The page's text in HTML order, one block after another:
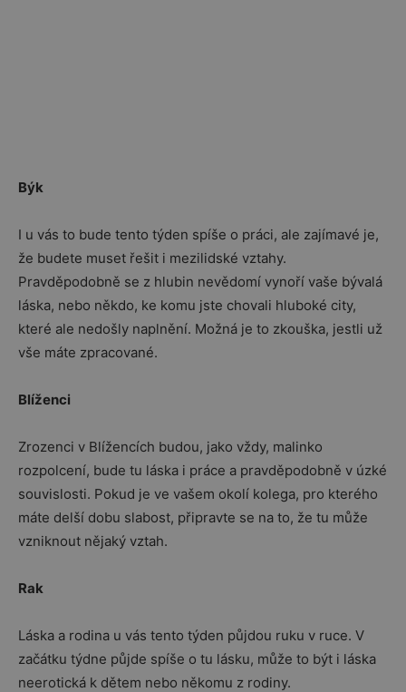
Býk
I u vás to bude tento týden spíše o práci, ale zajímavé je,
že budete muset řešit i mezilidské vztahy.
Pravděpodobně se z hlubin nevědomí vynoří vaše bývalá
láska, nebo někdo, ke komu jste chovali hluboké city,
které ale nedošly naplnění. Možná je to zkouška, jestli už
vše máte zpracované.
Blíženci
Zrozenci v Blížencích budou, jako vždy, malinko
rozpolcení, bude tu láska i práce a pravděpodobně v úzké
souvislosti. Pokud je ve vašem okolí kolega, pro kterého
máte delší dobu slabost, připravte se na to, že tu může
vzniknout nějaký vztah.
Rak
Láska a rodina u vás tento týden půjdou ruku v ruce. V
začátku týdne půjde spíše o tu lásku, může to být i láska
neerotická k dětem nebo někomu z rodiny.